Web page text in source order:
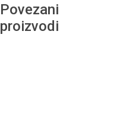
Povezani
proizvodi